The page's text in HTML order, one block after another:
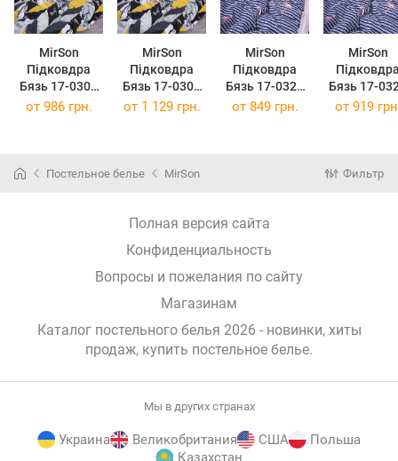
MirSon
Підковдра
Бязь 17-0308
Sequoia 175 x
MirSon
Підковдра
Бязь 17-0308
Sequoia 200 x
MirSon
Підковдра
Бязь 17-0328
Montenegro
MirSon
Бязь 17-
от 986 грн. от 1 129 грн. от 849 грн. от 919
Постельное белье MirSon Фильтр
Полная версия сайта
Конфиденциальность
Вопросы и пожелания по сайту
Магазинам
Каталог постельного белья 2026 - новинки, хиты
продаж, купить постельное белье.
Мы в других странах
Украина Великобритания США
Польша
Казахстан